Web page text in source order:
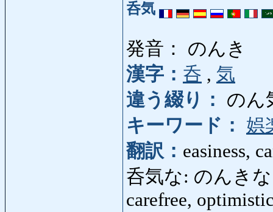
呑気
発音： のんき
漢字： 呑 , 気
違う綴り：
のん
キーワード：
娯
翻訳： easiness,
呑気な: のんきな
carefree,